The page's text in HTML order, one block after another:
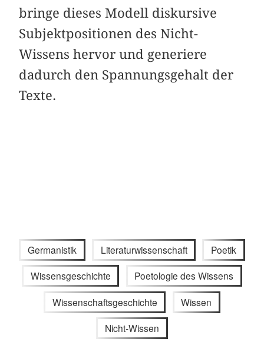
bringe dieses Modell diskursive
Subjektpositionen des Nicht-
Wissens hervor und generiere
dadurch den Spannungsgehalt der
Texte.
Germanistik Literaturwissenschaft Poetik
Wissensgeschichte Poetologie des Wissens
Wissenschaftsgeschichte Wissen
Nicht-Wissen